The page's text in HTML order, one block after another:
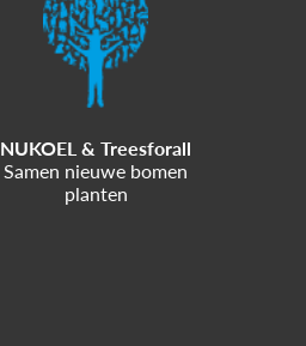
NUKOEL & Treesforall
Samen nieuwe bomen
planten